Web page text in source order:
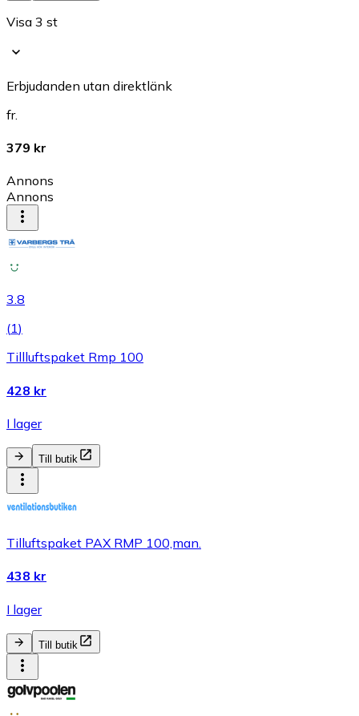
Visa 3 st
Erbjudanden utan direktlänk
fr.
379 kr
Annons
Annons
3.8
(1)
Tillluftspaket Rmp 100
428 kr
I lager
Till butik
Tilluftspaket PAX RMP 100,man.
438 kr
I lager
Till butik